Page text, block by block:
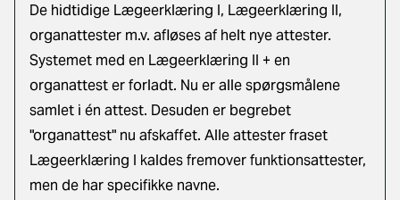
De hidtidige Lægeerklæring I, Lægeerklæring II,
organattester m.v. afløses af helt nye attester.
Systemet med en Lægeerklæring II + en
organattest er forladt. Nu er alle spørgsmålene
samlet i én attest. Desuden er begrebet
"organattest" nu afskaffet. Alle attester fraset
Lægeerklæring I kaldes fremover funktionsattester,
men de har specifikke navne.